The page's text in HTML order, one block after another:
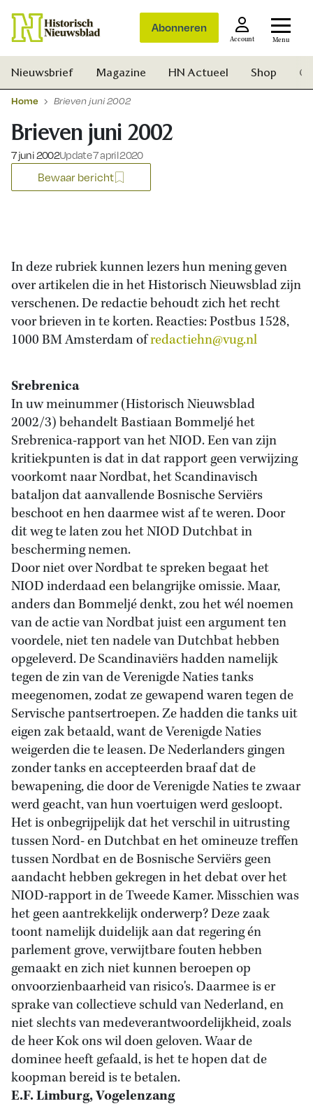
Abonneren
Account Menu
Zoek
Nieuwsbrief Magazine HN Actueel Shop
Home Brieven juni 2002
Brieven juni 2002
Gepubliceerd op:
7 juni 2002Update 7 april 2020
Bewaar bericht
In deze rubriek kunnen lezers hun mening geven
over artikelen die in het Historisch Nieuwsblad zijn
verschenen. De redactie behoudt zich het recht
voor brieven in te korten. Reacties: Postbus 1528,
1000 BM Amsterdam ofredactiehn@vug.nl
Srebrenica
In uw meinummer (Historisch Nieuwsblad
2002/3) behandelt Bastiaan Bommeljé het
Srebrenica-rapport van het NIOD. Een van zijn
kritiekpunten is dat in dat rapport geen verwijzing
voorkomt naar Nordbat, het Scandinavisch
bataljon dat aanvallende Bosnische Serviërs
beschoot en hen daarmee wist af te weren. Door
dit weg te laten zou het NIOD Dutchbat in
bescherming nemen.
Door niet over Nordbat te spreken begaat het
NIOD inderdaad een belangrijke omissie. Maar,
anders dan Bommeljé denkt, zou het wél noemen
van de actie van Nordbat juist een argument ten
voordele, niet ten nadele van Dutchbat hebben
opgeleverd. De Scandinaviërs hadden namelijk
tegen de zin van de Verenigde Naties tanks
meegenomen, zodat ze gewapend waren tegen de
Servische pantsertroepen. Ze hadden die tanks uit
eigen zak betaald, want de Verenigde Naties
weigerden die te leasen. De Nederlanders gingen
zonder tanks en accepteerden braaf dat de
bewapening, die door de Verenigde Naties te zwaar
werd geacht, van hun voertuigen werd gesloopt.
Het is onbegrijpelijk dat het verschil in uitrusting
tussen Nord- en Dutchbat en het omineuze treffen
tussen Nordbat en de Bosnische Serviërs geen
aandacht hebben gekregen in het debat over het
NIOD-rapport in de Tweede Kamer. Misschien was
het geen aantrekkelijk onderwerp? Deze zaak
toont namelijk duidelijk aan dat regering én
parlement grove, verwijtbare fouten hebben
gemaakt en zich niet kunnen beroepen op
onvoorzienbaarheid van risico's. Daarmee is er
sprake van collectieve schuld van Nederland, en
niet slechts van medeverantwoordelijkheid, zoals
de heer Kok ons wil doen geloven. Waar de
dominee heeft gefaald, is het te hopen dat de
koopman bereid is te betalen.
E.F. Limburg, Vogelenzang